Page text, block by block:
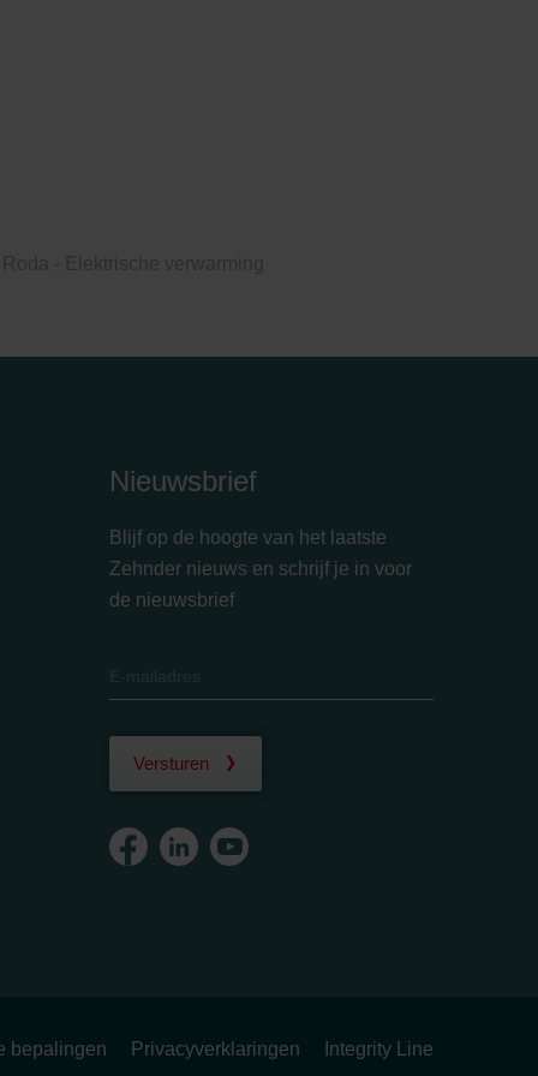
Nieuwsbrief
Blijf op de hoogte van het laatste
Zehnder nieuws en schrijf je in voor
de nieuwsbrief
Versturen
bepalingen Privacyverklaringen Integrity Line